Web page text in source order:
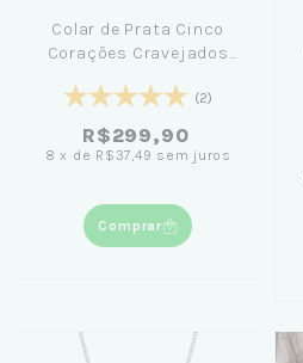
Colar de Prata Cinco
Corações Cravejados
(2)
R$299,90
8 x de R$37,49 sem juros
Comprar